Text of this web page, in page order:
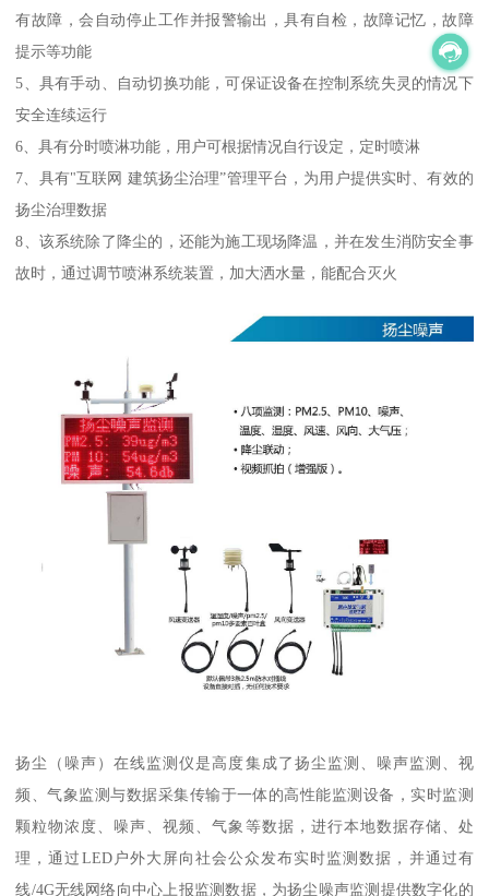
有故障，会自动停止工作并报警输出，具有自检，故障记忆，故障
提示等功能
5、具有手动、自动切换功能，可保证设备在控制系统失灵的情况下
安全连续运行
6、具有分时喷淋功能，用户可根据情况自行设定，定时喷淋
7、具有"互联网 建筑扬尘治理”管理平台，为用户提供实时、有效的
扬尘治理数据
8、该系统除了降尘的，还能为施工现场降温，并在发生消防安全事
故时，通过调节喷淋系统装置，加大洒水量，能配合灭火
扬尘（噪声）在线监测仪是高度集成了扬尘监测、噪声监测、视
频、气象监测与数据采集传输于一体的高性能监测设备，实时监测
颗粒物浓度、噪声、视频、气象等数据，进行本地数据存储、处
理，通过LED户外大屏向社会公众发布实时监测数据，并通过有
线/4G无线网络向中心上报监测数据，为扬尘噪声监测提供数字化的